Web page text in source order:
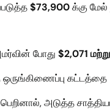
$73,900க்கு மேல்
போது $2,071
ஒருங்கிணைப்பு கட்டத்தை
அடுத்த